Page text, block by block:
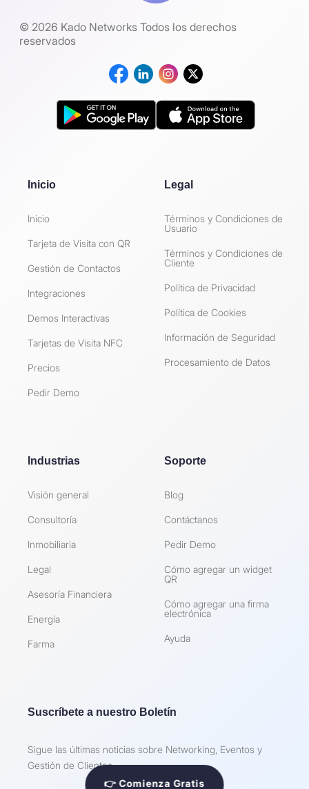
© 2026 Kado Networks Todos los derechos
reservados
Inicio
Inicio
Tarjeta de Visita con QR
Gestión de Contactos
Integraciones
Demos Interactivas
Tarjetas de Visita NFC
Precios
Pedir Demo
Legal
Términos y Condiciones de
Usuario
Términos y Condiciones de
Cliente
Política de Privacidad
Política de Cookies
Información de Seguridad
Procesamiento de Datos
Industrias
Visión general
Consultoría
Inmobiliaria
Legal
Asesoría Financiera
Energía
Farma
Soporte
Blog
Contáctanos
Pedir Demo
Cómo agregar un widget
QR
Cómo agregar una firma
electrónica
Ayuda
Suscríbete a nuestro Boletín
Sigue las últimas noticias sobre Networking, Eventos y
Gestión de Clientes
👉 Comienza Gratis